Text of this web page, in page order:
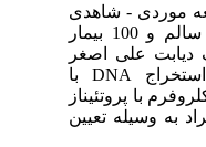
موردی- شاهدی
نمونه های خون از 100 فرد سالم و 100 بیمار
دیابت علی اصغر
DNAبا
با پروتئیناز
به وسیله تعیین